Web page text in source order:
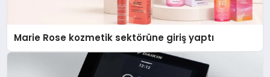
Marie Rose kozmetik sektörüne giriş yaptı